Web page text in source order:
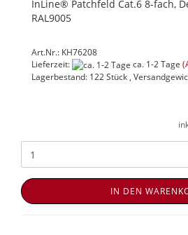
InLine® Patchfeld Cat.6 8-fach,
RAL9005
Art.Nr.: KH76208
Lieferzeit:
ca. 1-2 Tage
Lagerbestand: 122 Stück ,
IN DEN